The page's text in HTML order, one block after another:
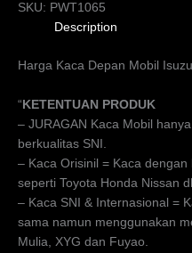
SKU: PWT1065
Description
Harga Kaca Depan Mobil
“KETENTUAN PRODUK
– JURAGAN Kaca Mobil
berkualitas SNI.
– Kaca Orisinil = Kaca
seperti Toyota Honda Nissan
– Kaca SNI & Internasional =
sama namun menggunakan
Mulia, XYG dan Fuyao.